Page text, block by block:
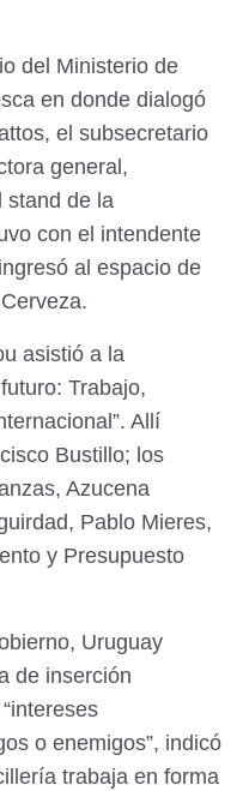
del Ministerio de
en donde dialogó
el subsecretario
general,
stand de la
con el intendente
al espacio de
asistió a la
Trabajo,
Allí
Bustillo; los
Azucena
Pablo Mieres,
y Presupuesto
Uruguay
de inserción
o enemigos”, indicó
trabaja en forma